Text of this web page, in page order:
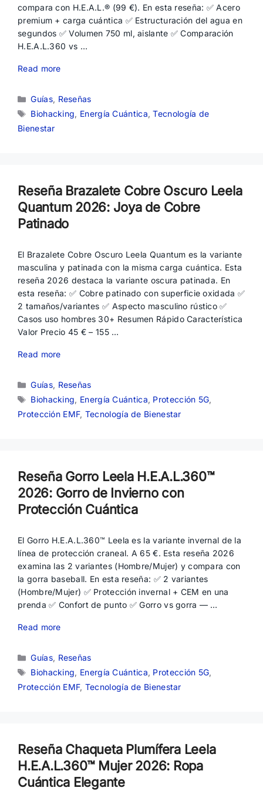
compara con H.E.A.L.® (99 €). En esta reseña: ✅ Acero
premium + carga cuántica ✅ Estructuración del agua en
segundos ✅ Volumen 750 ml, aislante ✅ Comparación
H.E.A.L.360 vs …
Read more
Categorías
Guías, Reseñas
Etiquetas
Biohacking, Energía Cuántica,Tecnología de
Bienestar
Reseña Brazalete Cobre Oscuro Leela
Quantum 2026: Joya de Cobre
Patinado
El Brazalete Cobre Oscuro Leela Quantum es la variante
masculina y patinada con la misma carga cuántica. Esta
reseña 2026 destaca la variante oscura patinada. En
esta reseña: ✅ Cobre patinado con superficie oxidada ✅
2 tamaños/variantes ✅ Aspecto masculino rústico ✅
Casos uso hombres 30+ Resumen Rápido Característica
Valor Precio 45 € – 155 …
Read more
Categorías
Guías, Reseñas
Etiquetas
Biohacking, Energía Cuántica, Protección 5G,
Protección EMF, Tecnología de Bienestar
Reseña Gorro Leela H.E.A.L.360™
2026: Gorro de Invierno con
Protección Cuántica
El Gorro H.E.A.L.360™ Leela es la variante invernal de la
línea de protección craneal. A 65 €. Esta reseña 2026
examina las 2 variantes (Hombre/Mujer) y compara con
la gorra baseball. En esta reseña: ✅ 2 variantes
(Hombre/Mujer) ✅ Protección invernal + CEM en una
prenda ✅ Confort de punto ✅ Gorro vs gorra — …
Read more
Categorías
Guías, Reseñas
Etiquetas
Biohacking, Energía Cuántica, Protección 5G,
Protección EMF, Tecnología de Bienestar
Reseña Chaqueta Plumífera Leela
H.E.A.L.360™ Mujer 2026: Ropa
Cuántica Elegante